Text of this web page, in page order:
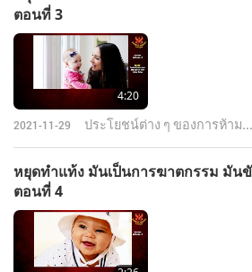
ตอนที่ 3
4:20
2021-11-29 ประโยชน์ต่าง ๆ ของการห้าม...
หยุดทำแท้ง มันเป็นการฆาตกรรม มัน
ตอนที่ 4